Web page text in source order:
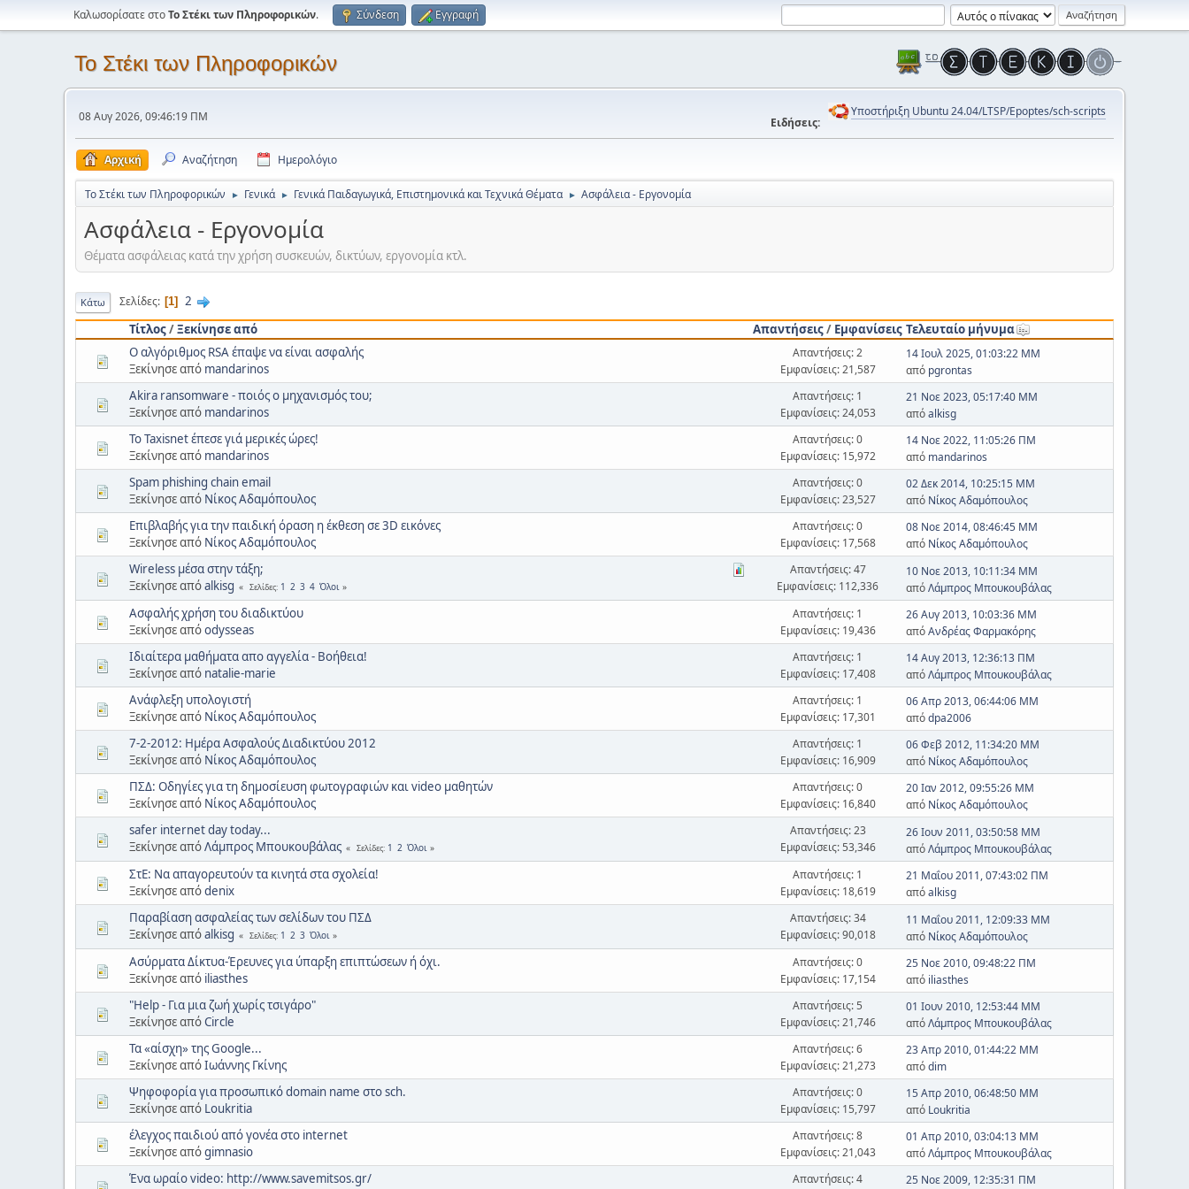
Καλωσορίσατε στοΤο Στέκι των Πληροφορικών. Σύνδεση Εγγραφή
Το Στέκι των Πληροφορικών
08 Αυγ 2026, 09:46:19 ΠΜ Ειδήσεις:
Υποστήριξη Ubuntu 24.04/LTSP/Epoptes/sch-scripts
Αρχική Αναζήτηση Ημερολόγιο
Το Στέκι των Πληροφορικών ► Γενικά ► Γενικά Παιδαγωγικά, Επιστημονικά και Τεχνικά Θέματα ► Ασφάλεια - Εργονομία
Ασφάλεια - Εργονομία
Θέματα ασφάλειας κατά την χρήση συσκευών, δικτύων, εργονομία κτλ.
Κάτω Σελίδες 1
2
Τίτλος/Ξεκίνησε από Απαντήσεις/ Εμφανίσεις Τελευταίο μήνυμα
Ο αλγόριθμος RSA έπαψε να είναι ασφαλής
Ξεκίνησε από mandarinos
Απαντήσεις: 2
Εμφανίσεις: 21,587
14 Ιουλ 2025, 01:03:22 ΜΜ
από pgrontas
Akira ransomware - ποιός ο μηχανισμός του;
Ξεκίνησε από mandarinos
Απαντήσεις: 1
Εμφανίσεις: 24,053
21 Νοε 2023, 05:17:40 ΜΜ
απόalkisg
Το Taxisnet έπεσε γιά μερικές ώρες!
Ξεκίνησε από mandarinos
Απαντήσεις: 0
Εμφανίσεις: 15,972
14 Νοε 2022, 11:05:26 ΠΜ
από mandarinos
Spam phishing chain email
Ξεκίνησε από Νίκος Αδαμόπουλος
Απαντήσεις: 0
Εμφανίσεις: 23,527
02 Δεκ 2014, 10:25:15 ΜΜ
από Νίκος Αδαμόπουλος
Επιβλαβής για την παιδική όραση η έκθεση σε 3D εικόνες
Ξεκίνησε από Νίκος Αδαμόπουλος
Απαντήσεις: 0
Εμφανίσεις: 17,568
08 Νοε 2014, 08:46:45 ΜΜ
από Νίκος Αδαμόπουλος
Wireless μέσα στην τάξη;
Ξεκίνησε απόalkisg Σελίδες 1 2 3 4 Όλοι
Απαντήσεις: 47
Εμφανίσεις: 112,336
10 Νοε 2013, 10:11:34 ΜΜ
απόΛάμπρος Μπουκουβάλας
Ασφαλής χρήση του διαδικτύου
Ξεκίνησε απόodysseas
Απαντήσεις: 1
Εμφανίσεις: 19,436
26 Αυγ 2013, 10:03:36 ΜΜ
απόΑνδρέας Φαρμακόρης
Ιδιαίτερα μαθήματα απο αγγελία - Βοήθεια!
Ξεκίνησε από natalie-marie
Απαντήσεις: 1
Εμφανίσεις: 17,408
14 Αυγ 2013, 12:36:13 ΠΜ
απόΛάμπρος Μπουκουβάλας
Ανάφλεξη υπολογιστή
Ξεκίνησε από Νίκος Αδαμόπουλος
Απαντήσεις: 1
Εμφανίσεις: 17,301
06 Απρ 2013, 06:44:06 ΜΜ
απόdpa2006
7-2-2012: Ημέρα Ασφαλούς Διαδικτύου 2012
Ξεκίνησε από Νίκος Αδαμόπουλος
Απαντήσεις: 1
Εμφανίσεις: 16,909
06 Φεβ 2012, 11:34:20 ΜΜ
από Νίκος Αδαμόπουλος
ΠΣΔ: Οδηγίες για τη δημοσίευση φωτογραφιών και video μαθητών
Ξεκίνησε από Νίκος Αδαμόπουλος
Απαντήσεις: 0
Εμφανίσεις: 16,840
20 Ιαν 2012, 09:55:26 ΜΜ
από Νίκος Αδαμόπουλος
safer internet day today...
Ξεκίνησε απόΛάμπρος Μπουκουβάλας Σελίδες 1 2 Όλοι
Απαντήσεις: 23
Εμφανίσεις: 53,346
26 Ιουν 2011, 03:50:58 ΜΜ
απόΛάμπρος Μπουκουβάλας
ΣτΕ: Να απαγορευτούν τα κινητά στα σχολεία!
Ξεκίνησε απόdenix
Απαντήσεις: 1
Εμφανίσεις: 18,619
21 Μαΐου 2011, 07:43:02 ΠΜ
απόalkisg
Παραβίαση ασφαλείας των σελίδων του ΠΣΔ
Ξεκίνησε απόalkisg Σελίδες 1 2 3 Όλοι
Απαντήσεις: 34
Εμφανίσεις: 90,018
11 Μαΐου 2011, 12:09:33 ΜΜ
από Νίκος Αδαμόπουλος
Ασύρματα Δίκτυα-Έρευνες για ύπαρξη επιπτώσεων ή όχι.
Ξεκίνησε από iliasthes
Απαντήσεις: 0
Εμφανίσεις: 17,154
25 Νοε 2010, 09:48:22 ΠΜ
από iliasthes
"Help - Για μια ζωή χωρίς τσιγάρο"
Ξεκίνησε απόCircle
Απαντήσεις: 5
Εμφανίσεις: 21,746
01 Ιουν 2010, 12:53:44 ΜΜ
απόΛάμπρος Μπουκουβάλας
Τα «αίσχη» της Google...
Ξεκίνησε απόΙωάννης Γκίνης
Απαντήσεις: 6
Εμφανίσεις: 21,273
23 Απρ 2010, 01:44:22 ΜΜ
απόdim
Ψηφοφορία για προσωπικό domain name στο sch.
Ξεκίνησε από Loukritia
Απαντήσεις: 0
Εμφανίσεις: 15,797
15 Απρ 2010, 06:48:50 ΜΜ
από Loukritia
έλεγχος παιδιού από γονέα στο internet
Ξεκίνησε απόgimnasio
Απαντήσεις: 8
Εμφανίσεις: 21,043
01 Απρ 2010, 03:04:13 ΜΜ
απόΛάμπρος Μπουκουβάλας
Ένα ωραίο video: http://www.savemitsos.gr/
Απαντήσεις: 4
25 Νοε 2009, 12:35:31 ΠΜ